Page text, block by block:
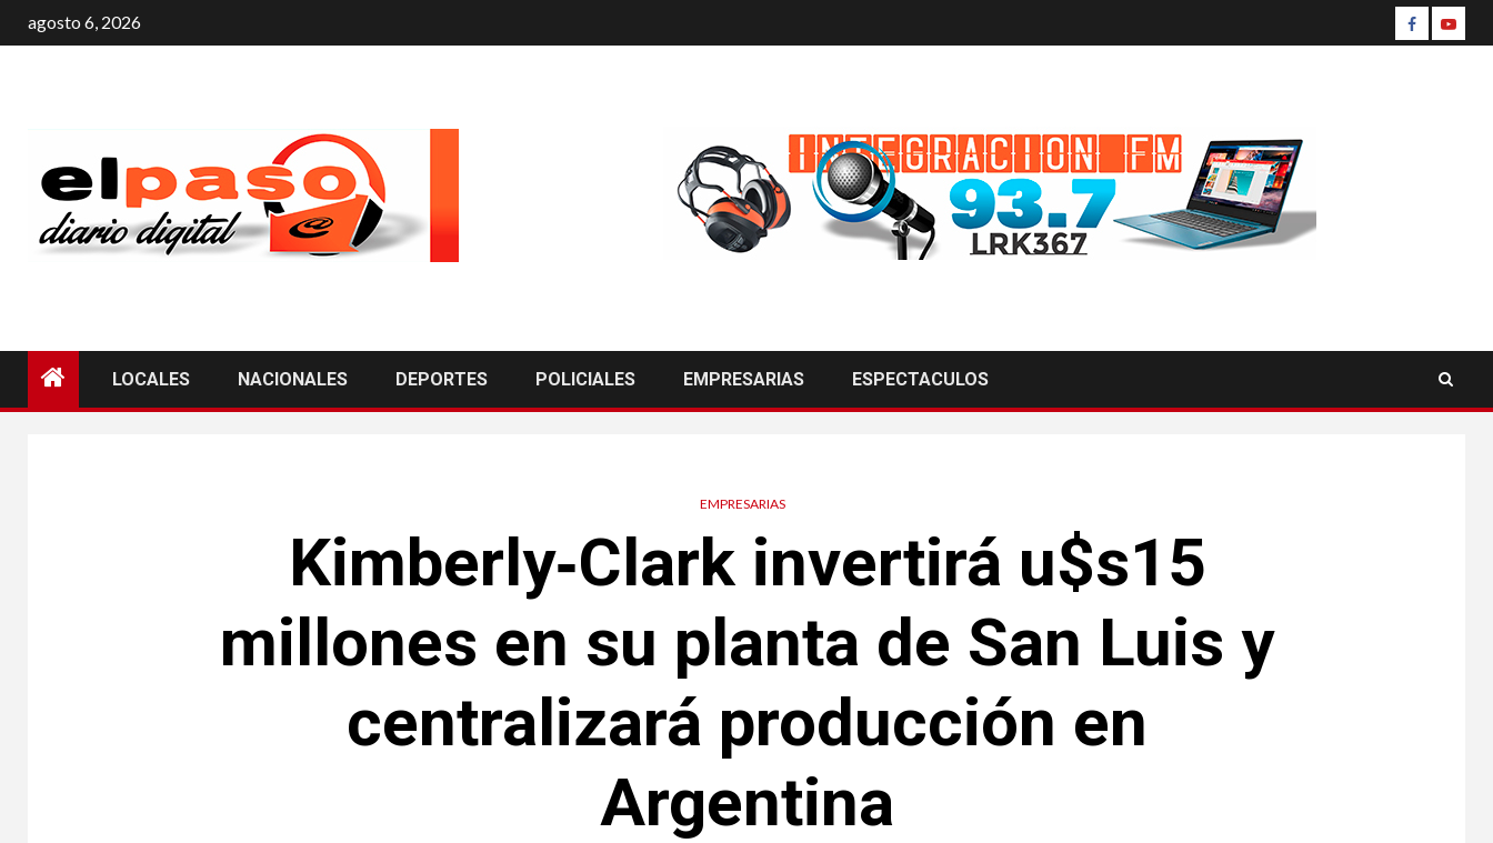
agosto 6, 2026
LOCALES NACIONALES DEPORTES POLICIALES EMPRESARIAS ESPECTACULOS
EMPRESARIAS
Kimberly‑Clark invertirá u$s15
millones en su planta de San Luis y
centralizará producción en
Argentina